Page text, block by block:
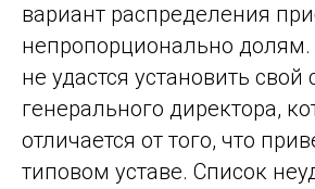
вариант распределения
непропорционально долям.
не удастся установить свой
генерального директора,
отличается от того, что
типовом уставе. Список